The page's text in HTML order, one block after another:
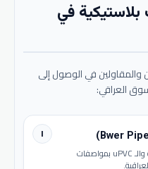
بلاستيكية في
في الوصول إلى
العراقي:
١
الرائدة في إنتاج أنابيب HDPE عالية الكثافة والـ uPVC بمواصفات